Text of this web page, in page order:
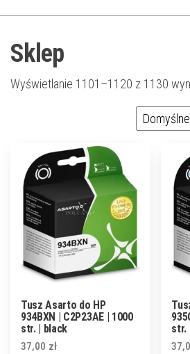
Sklep
Wyświetlanie 1101–1120 z 1130
Tusz Asarto do HP
934BXN | C2P23AE | 1000
str. | black
37,00 zł
str.